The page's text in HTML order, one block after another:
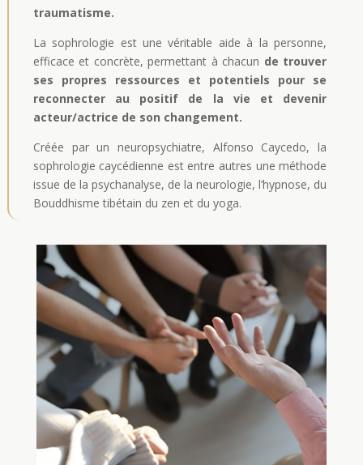
traumatisme.
La sophrologie est une véritable aide à la personne,
efficace et concrète, permettant à chacun de trouver
ses propres ressources et potentiels pour se
reconnecter au positif de la vie et devenir
acteur/actrice de son changement.
Créée par un neuropsychiatre, Alfonso Caycedo, la
sophrologie caycédienne est entre autres une méthode
issue de la psychanalyse, de la neurologie, l’hypnose, du
Bouddhisme tibétain du zen et du yoga.